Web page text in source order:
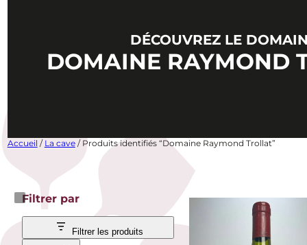
DÉCOUVREZ LE
DOMAINE RAYMOND
Accueil / La cave/ Produits identifiés “Domaine Raymond Trollat”
Filtrer par
Filtrer les produits